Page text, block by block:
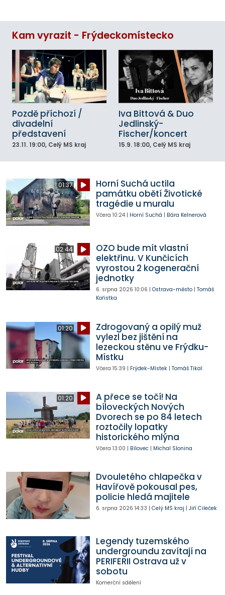
Kam vyrazit - Frýdeckomístecko
Pozdě příchozí /
divadelní
představení
23.11. 19:00, Celý MS kraj
Iva Bittová & Duo
Jedlinský-
Fischer/koncert
15.9. 18:00, Celý MS kraj
01:37
Horní Suchá uctila
památku obětí Životické
tragédie u muralu
Včera 10:24| Horní Suchá | Bára Kelnerová
02:44
OZO bude mít vlastní
elektřinu. V Kunčicích
vyrostou 2 kogenerační
jednotky
6. srpna 2026 10:06 | Ostrava-město| Tomáš
Kořistka
01:20
Zdrogovaný a opilý muž
vylezl bez jištění na
lezeckou stěnu ve Frýdku-
Místku
Včera 15:39 | Frýdek-Místek| Tomáš Tikal
01:20
A přece se točí! Na
bíloveckých Nových
Dvorech se po 84 letech
roztočily lopatky
historického mlýna
Včera 13:00 | Bílovec| Michal Slonina
Dvouletého chlapečka v
Havířově pokousal pes,
policie hledá majitele
6. srpna 2026 14:33 | Celý MS kraj | Jiří Cileček
Legendy tuzemského
undergroundu zavítají na
PERIFERII Ostrava už v
sobotu
Komerční sdělení